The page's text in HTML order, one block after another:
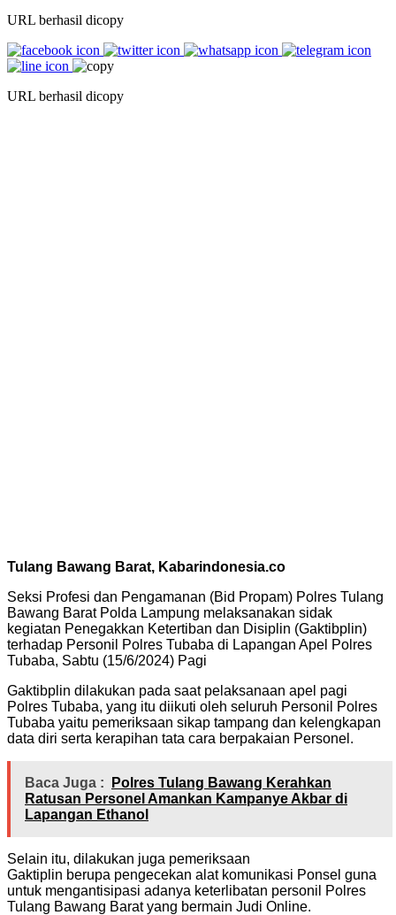
URL berhasil dicopy
URL berhasil dicopy
Tulang Bawang Barat, Kabarindonesia.co
Seksi Profesi dan Pengamanan (Bid Propam) Polres Tulang
Bawang Barat Polda Lampung melaksanakan sidak
kegiatan Penegakkan Ketertiban dan Disiplin (Gaktibplin)
terhadap Personil Polres Tubaba di Lapangan Apel Polres
Tubaba, Sabtu (15/6/2024) Pagi
Gaktibplin dilakukan pada saat pelaksanaan apel pagi
Polres Tubaba, yang itu diikuti oleh seluruh Personil Polres
Tubaba yaitu pemeriksaan sikap tampang dan kelengkapan
data diri serta kerapihan tata cara berpakaian Personel.
Baca Juga :
Polres Tulang Bawang Kerahkan
Ratusan Personel Amankan Kampanye Akbar di
Lapangan Ethanol
Selain itu, dilakukan juga pemeriksaan
Gaktiplin berupa pengecekan alat komunikasi Ponsel guna
untuk mengantisipasi adanya keterlibatan personil Polres
Tulang Bawang Barat yang bermain Judi Online.